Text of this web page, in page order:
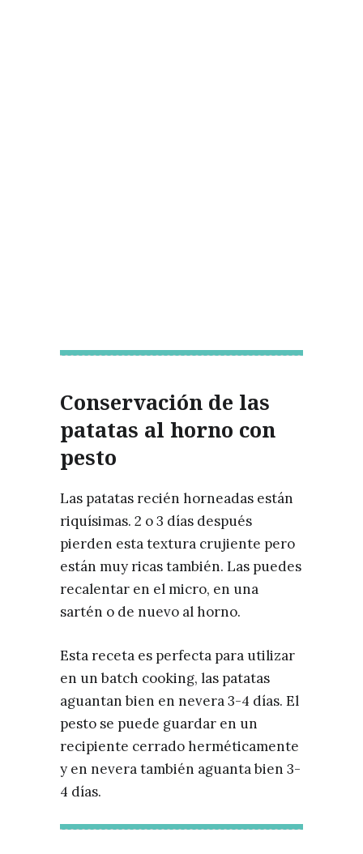
Conservación de las
patatas al horno con
pesto
Las patatas recién horneadas están
riquísimas. 2 o 3 días después
pierden esta textura crujiente pero
están muy ricas también. Las puedes
recalentar en el micro, en una
sartén o de nuevo al horno.
Esta receta es perfecta para utilizar
en un batch cooking, las patatas
aguantan bien en nevera 3-4 días. El
pesto se puede guardar en un
recipiente cerrado herméticamente
y en nevera también aguanta bien 3-
4 días.